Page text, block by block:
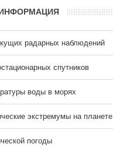
радарных наблюдений
спутников
воды в морях
экстремумы на планете
погоды